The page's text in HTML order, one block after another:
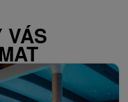
VÁS